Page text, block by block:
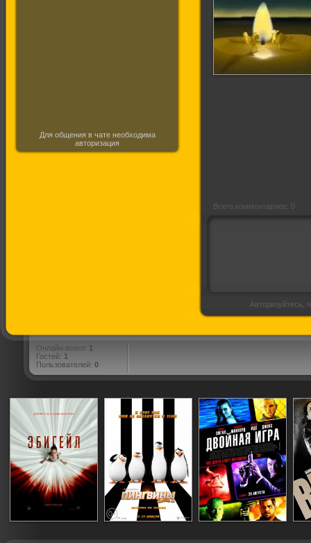
Для общения в чате необходима
авторизация
Всего комментариев: 0
Авторизуйтесь,
Онлайн всего: 1
Гостей: 1
Пользователей: 0